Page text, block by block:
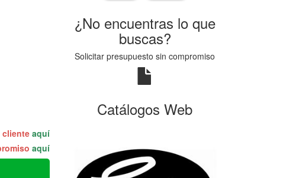
cliente aquí
aquí
¿No encuentras lo que
buscas?
Solicitar presupuesto sin compromiso
Catálogos Web